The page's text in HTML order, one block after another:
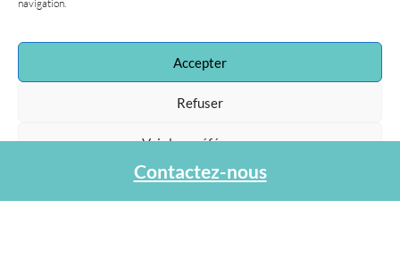
navigation.
Accepter
Refuser
Voir les préférences
Protection des données personnelles
Contactez-nous